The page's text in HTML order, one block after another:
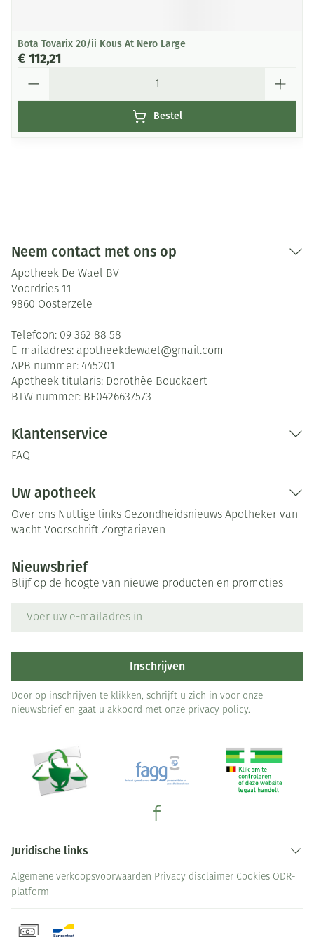
Bota Tovarix 20/ii Kous At Nero Large
€ 112,21
Bestel
Neem contact met ons op
Apotheek De Wael BV
Voordries 11
9860 Oosterzele
Telefoon: 09 362 88 58
E-mailadres: apotheekdewael@gmail.com
APB nummer: 445201
Apotheek titularis: Dorothée Bouckaert
BTW nummer: BE0426637573
Klantenservice
FAQ
Uw apotheek
Over ons Nuttige links Gezondheidsnieuws Apotheker van
wacht Voorschrift Zorgtarieven
Nieuwsbrief
Blijf op de hoogte van nieuwe producten en promoties
Inschrijven
Door op inschrijven te klikken, schrijft u zich in voor onze
nieuwsbrief en gaat u akkoord met onze privacy policy.
Juridische links
Algemene verkoopsvoorwaarden Privacy disclaimer Cookies ODR-
platform